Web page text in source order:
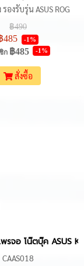
งรับรุ่น ASUS ROG
และ G17 หลายรุ่น ใช้
นหรือซ่อมแซมสายแพร
ารรองรับหน้าจอ FHD
ความละเอียดสูง รีเฟรช
165Hz เหมาะกับช่าง
฿490
485 -1%
ก ฿485 -1%
สั่งซื้อ
FX506, FA506,
พรจอ โน๊ตบุ๊ค ASUS
CAAS018